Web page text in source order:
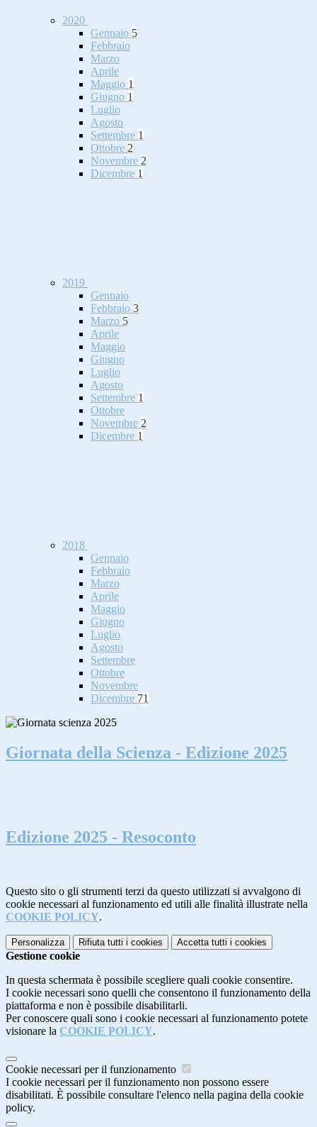
2020
Gennaio 5
Febbraio
Marzo
Aprile
Maggio 1
Giugno 1
Luglio
Agosto
Settembre 1
Ottobre 2
Novembre 2
Dicembre 1
2019
Gennaio
Febbraio 3
Marzo 5
Aprile
Maggio
Giugno
Luglio
Agosto
Settembre 1
Ottobre
Novembre 2
Dicembre 1
2018
Gennaio
Febbraio
Marzo
Aprile
Maggio
Giugno
Luglio
Agosto
Settembre
Ottobre
Novembre
Dicembre 71
Giornata della Scienza - Edizione 2025
Edizione 2025 - Resoconto
Questo sito o gli strumenti terzi da questo utilizzati si avvalgono di
cookie necessari al funzionamento ed utili alle finalità illustrate nella
COOKIE POLICY.
Personalizza Rifiuta tutti i cookies Accetta tutti i cookies
Gestione cookie
In questa schermata è possibile scegliere quali cookie consentire.
I cookie necessari sono quelli che consentono il funzionamento della
piattaforma e non è possibile disabilitarli.
Per conoscere quali sono i cookie necessari al funzionamento potete
visionare la COOKIE POLICY.
Cookie necessari per il funzionamento
I cookie necessari per il funzionamento non possono essere
disabilitati. È possibile consultare l'elenco nella pagina della cookie
policy.